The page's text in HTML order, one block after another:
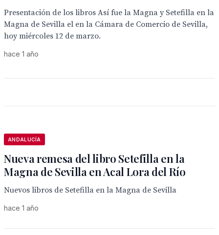
Presentación de los libros Así fue la Magna y Setefilla en la
Magna de Sevilla el en la Cámara de Comercio de Sevilla,
hoy miércoles 12 de marzo.
hace 1 año
ANDALUCÍA
Nueva remesa del libro Setefilla en la
Magna de Sevilla en Acal Lora del Río
Nuevos libros de Setefilla en la Magna de Sevilla
hace 1 año